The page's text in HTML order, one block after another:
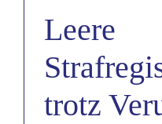
Leere
trotz